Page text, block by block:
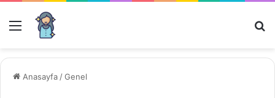
Menü
Anasayfa /Genel